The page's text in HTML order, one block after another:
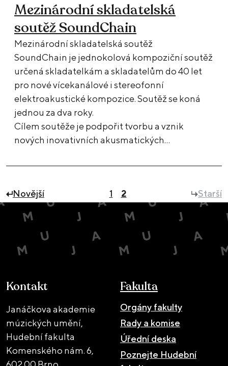
Mezinárodní skladatelská
soutěž SoundChain
Mezinárodní skladatelská soutěž
SoundChain je jednokolová kompoziční soutěž
určená skladatelkám a skladatelům do 40 let
pro nové vícekanálové i stereofonní
elektroakustické kompozice. Soutěž se koná
jednou za dva roky.
Cílem soutěže je podpořit tvorbu a vznik
nových inovativních akusmatických…
Novější 1 2 Starší
Kontakt
Janáčkova akademie
múzických umění,
Hudební fakulta
Komenského nám. 6,
Fakulta
Orgány fakulty
Rady a komise
Úřední deska
Poznejte Hudební